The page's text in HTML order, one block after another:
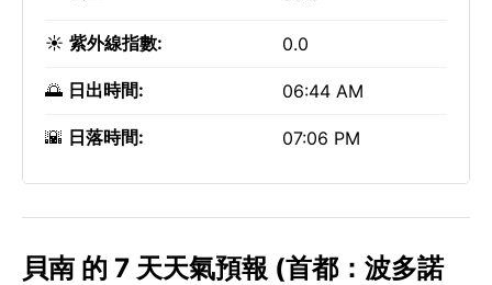
☀️ 紫外線指數: 0.0
🌅 日出時間: 06:44 AM
🌇 日落時間: 07:06 PM
貝南 的 7 天天氣預報 (首都：波多諾